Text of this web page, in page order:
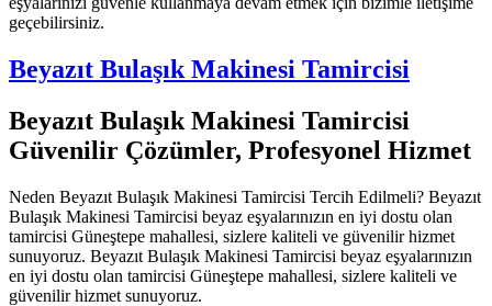
geçebilirsiniz.
Beyazıt Bulaşık Makinesi Tamircisi
Beyazıt Bulaşık Makinesi Tamircisi
Güvenilir Çözümler, Profesyonel Hizmet
Neden Beyazıt Bulaşık Makinesi Tamircisi Tercih Edilmeli? Beyazıt
Bulaşık Makinesi Tamircisi beyaz eşyalarınızın en iyi dostu olan
tamircisi Güneştepe mahallesi, sizlere kaliteli ve güvenilir hizmet
sunuyoruz. Beyazıt Bulaşık Makinesi Tamircisi beyaz eşyalarınızın
en iyi dostu olan tamircisi Güneştepe mahallesi, sizlere kaliteli ve
güvenilir hizmet sunuyoruz.